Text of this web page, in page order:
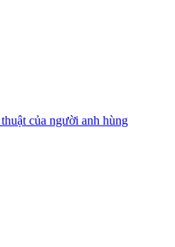
của người anh hùng